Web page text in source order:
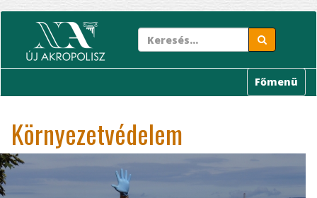
tartalomra
Főmenü
Környezetvédelem